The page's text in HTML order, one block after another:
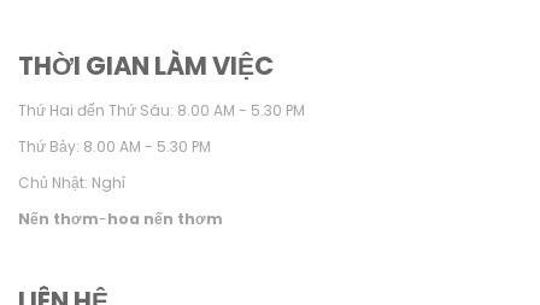
THỜI GIAN LÀM VIỆC
Thứ Hai đến Thứ Sáu: 8.00 AM - 5.30 PM
Thứ Bảy: 8.00 AM - 5.30 PM
Chủ Nhật: Nghỉ
Nến thơm-hoa nến thơm